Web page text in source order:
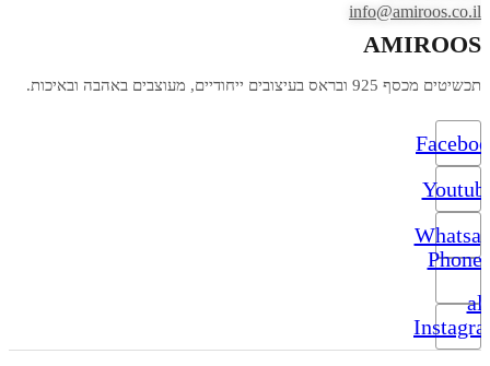
info@amiroos.co.il
AMIROOS
תכשיטים מכסף 925 ובראס בעיצובים ייחודיים, מעוצבים באהבה ובאיכות.
Phone-
alt